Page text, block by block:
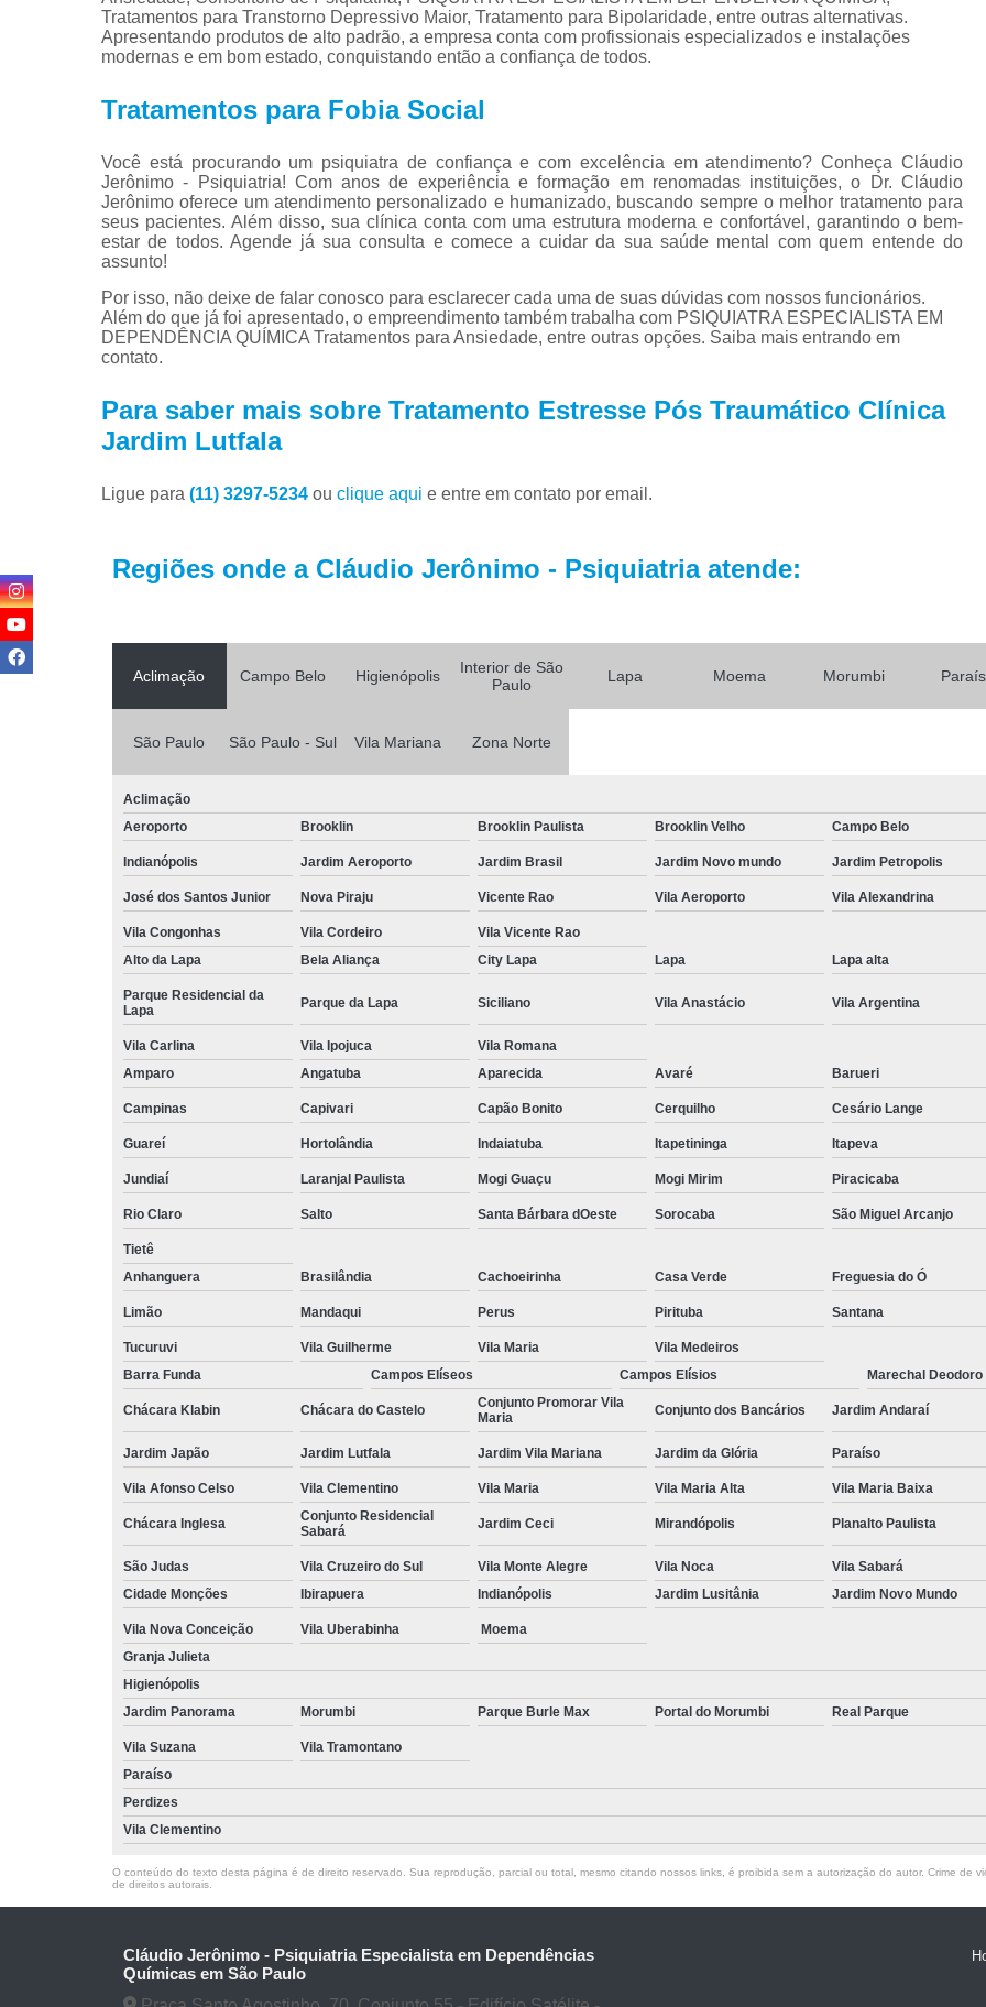
Tratamento
Tratamento para
Tratamento
Tratamento de
Tratamento de
Tratamento de
Tratamento
Tratamento para
Tratamento para
Tratamento para
Tratamento Alternativo para
Tratamento
Tratamento para
Tratamentos para Transtorno
Tratamento de
Tratamento para
Tratamento para Fobia Interior de
Tratamento para
Tratamento contra
Tratamento para Insônia
Tratamento
Tratamento Alternativo para
Tratamento para
Tratamento para Pessoa
Tratamento para
Tratamento para
Tratamento do Estresse Pós
Tratamento
Tratamento para
Tratamento
Tratamento da Síndrome do
Tratamento para
Tratamento
Tratamentos para Transtorno Depressivo Maior, Tratamento para Bipolaridade, entre outras alternativas.
Apresentando produtos de alto padrão, a empresa conta com profissionais especializados e instalações
modernas e em bom estado, conquistando então a confiança de todos.
Tratamentos para Fobia Social
Você está procurando um psiquiatra de confiança e com excelência em atendimento? Conheça Cláudio
Jerônimo - Psiquiatria! Com anos de experiência e formação em renomadas instituições, o Dr. Cláudio
Jerônimo oferece um atendimento personalizado e humanizado, buscando sempre o melhor tratamento para
seus pacientes. Além disso, sua clínica conta com uma estrutura moderna e confortável, garantindo o bem-
estar de todos. Agende já sua consulta e comece a cuidar da sua saúde mental com quem entende do
assunto!
Por isso, não deixe de falar conosco para esclarecer cada uma de suas dúvidas com nossos funcionários.
Além do que já foi apresentado, o empreendimento também trabalha com PSIQUIATRA ESPECIALISTA EM
DEPENDÊNCIA QUÍMICA Tratamentos para Ansiedade, entre outras opções. Saiba mais entrando em
contato.
Para saber mais sobre Tratamento Estresse Pós Traumático Clínica
Jardim Lutfala
Ligue para (11) 3297-5234 ou clique aqui e entre em contato por email.
Regiões onde a Cláudio Jerônimo - Psiquiatria atende:
Aclimação Campo Belo Higienópolis
Interior de São
Paulo
Lapa Moema Morumbi
São Paulo São Paulo - Sul Vila Mariana Zona Norte
Aclimação
Aeroporto
Brooklin Brooklin Paulista Brooklin Velho Campo Belo
Indianópolis Jardim Aeroporto Jardim Brasil Jardim Novo mundo Jardim Petropolis
José dos Santos Junior Nova Piraju Vicente Rao Vila Aeroporto Vila Alexandrina
Vila Congonhas Vila Cordeiro
Vila Vicente Rao
Alto da Lapa
Bela Aliança City Lapa Lapa Lapa alta
Parque Residencial da
Lapa
Parque da Lapa Siciliano Vila Anastácio Vila Argentina
Vila Carlina Vila Ipojuca
Vila Romana
Amparo
Angatuba Aparecida Avaré Barueri
Campinas Capivari Capão Bonito Cerquilho Cesário Lange
Guareí Hortolândia Indaiatuba Itapetininga Itapeva
Jundiaí Laranjal Paulista Mogi Guaçu Mogi Mirim Piracicaba
Rio Claro Salto Santa Bárbara dOeste Sorocaba São Miguel Arcanjo
Tietê
Anhanguera
Brasilândia Cachoeirinha Casa Verde Freguesia do Ó
Limão Mandaqui Perus Pirituba Santana
Tucuruvi Vila Guilherme Vila Maria
Vila Medeiros
Barra Funda
Campos Elíseos Campos Elísios Marechal Deodoro
Chácara Klabin Chácara do Castelo
Conjunto Promorar Vila
Maria
Conjunto dos Bancários Jardim Andaraí
Jardim Japão Jardim Lutfala Jardim Vila Mariana Jardim da Glória Paraíso
Vila Afonso Celso Vila Clementino Vila Maria Vila Maria Alta Vila Maria Baixa
Chácara Inglesa
Conjunto Residencial
Sabará
Jardim Ceci Mirandópolis Planalto Paulista
São Judas Vila Cruzeiro do Sul Vila Monte Alegre Vila Noca
Vila Sabará
Cidade Monções
Ibirapuera Indianópolis Jardim Lusitânia Jardim Novo Mundo
Vila Nova Conceição Vila Uberabinha
Moema
Granja Julieta
Higienópolis
Jardim Panorama
Morumbi Parque Burle Max Portal do Morumbi Real Parque
Vila Suzana
Vila Tramontano
Paraíso
Perdizes
Vila Clementino
O conteúdo do texto desta página é de direito reservado. Sua reprodução, parcial ou total, mesmo citando nossos links, é proibida sem a autorização do autor. Crime de
de direitos autorais
Cláudio Jerônimo - Psiquiatria Especialista em Dependências
Químicas em São Paulo